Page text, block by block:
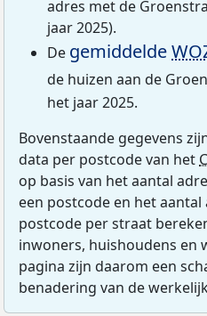
adres met de
jaar 2025).
De gemiddelde
de huizen aan de
het jaar 2025.
Bovenstaande gegevens
data per postcode van het
op basis van het aantal
een postcode en het
postcode per straat
inwoners, huishoudens en
pagina zijn daarom een
benadering van de